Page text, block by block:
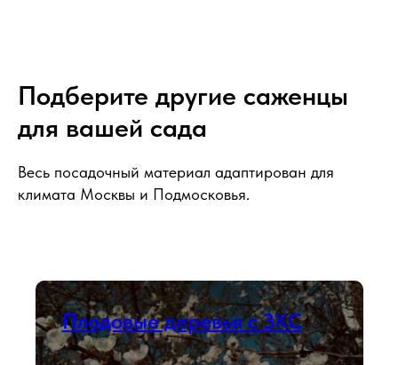
Подберите другие саженцы
для вашей сада
Весь посадочный материал адаптирован для
климата Москвы и Подмосковья.
Плодовые деревья с ЗКС